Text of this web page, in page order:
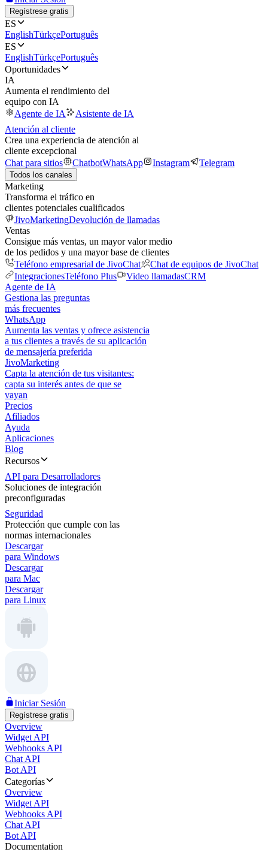
Regístrese gratis
ES
EnglishTürkçePortuguês
ES
EnglishTürkçePortuguês
Oportunidades
IA
Aumenta el rendimiento del
equipo con IA
Agente de IA
Asistente de IA
Atención al cliente
Crea una experiencia de atención al
cliente excepcional
Chat para sitios
ChatbotWhatsApp Instagram Telegram
Todos los canales
Marketing
Transforma el tráfico en
clientes potenciales cualificados
JivoMarketingDevolución de llamadas
Ventas
Consigue más ventas, un mayor valor medio
de los pedidos y una mayor base de clientes
Teléfono empresarial de JivoChat
Chat de equipos de JivoChat
IntegracionesTeléfono Plus Video llamadasCRM
Agente de IA
Gestiona las preguntas
más frecuentes
WhatsApp
Aumenta las ventas y ofrece asistencia
a tus clientes a través de su aplicación
de mensajería preferida
JivoMarketing
Capta la atención de tus visitantes:
capta su interés antes de que se
vayan
Precios
Afiliados
Ayuda
Aplicaciones
Blog
Recursos
API para Desarrolladores
Soluciones de integración
preconfiguradas
Seguridad
Protección que cumple con las
normas internacionales
Descargar
para Windows
Descargar
para Mac
Descargar
para Linux
Iniciar Sesión
Regístrese gratis
Overview
Widget API
Webhooks API
Chat API
Bot API
Categorías
Overview
Widget API
Webhooks API
Chat API
Bot API
Documentation